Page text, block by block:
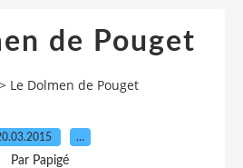
de Pouget
> Le Dolmen de Pouget
…
Par Papigé